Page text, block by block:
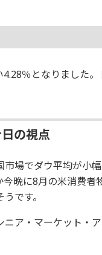
％となりました
の視点
場でダウ平均が小
今晩に8月の米消費
です。
ア・マーケット・ア